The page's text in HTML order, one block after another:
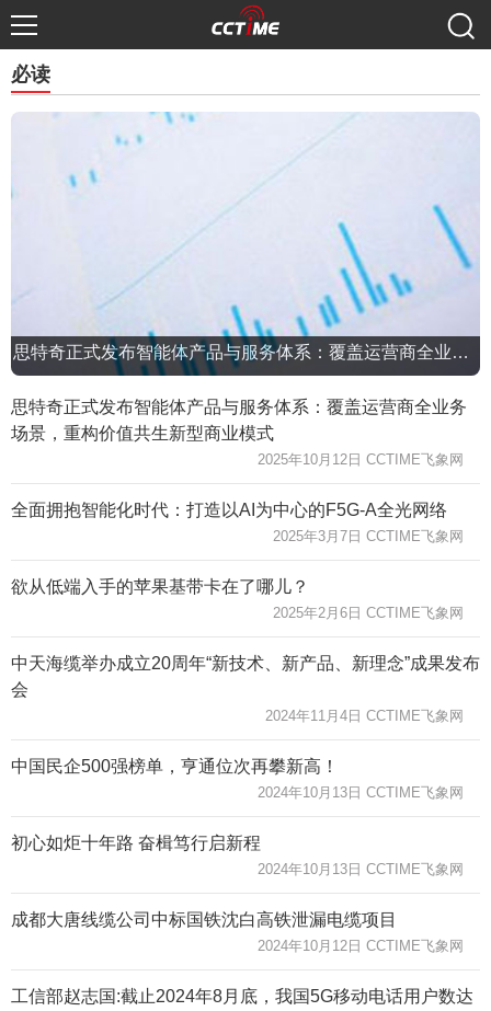
必读
思特奇正式发布智能体产品与服务体系：覆盖运营商全业务场景，重构价值共生新型商业模式
思特奇正式发布智能体产品与服务体系：覆盖运营商全业务
场景，重构价值共生新型商业模式
2025年10月12日 CCTIME飞象网
全面拥抱智能化时代：打造以AI为中心的F5G-A全光网络
2025年3月7日 CCTIME飞象网
欲从低端入手的苹果基带卡在了哪儿？
2025年2月6日 CCTIME飞象网
中天海缆举办成立20周年“新技术、新产品、新理念”成果发布
会
2024年11月4日 CCTIME飞象网
中国民企500强榜单，亨通位次再攀新高！
2024年10月13日 CCTIME飞象网
初心如炬十年路 奋楫笃行启新程
2024年10月13日 CCTIME飞象网
成都大唐线缆公司中标国铁沈白高铁泄漏电缆项目
2024年10月12日 CCTIME飞象网
工信部赵志国:截止2024年8月底，我国5G移动电话用户数达